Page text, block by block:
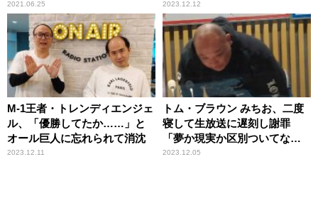
れた当時を振り返る
2021.06.25
「河本はM-1チャンピオン史
上、一番伸びてない」
2023.12.12
M-1王者・トレンディエンジェ
ル、「優勝してたか……」と
オール巨人に忘れられて消沈
2023.12.11
トム・ブラウン みちお、二度
寝して生放送に遅刻し謝罪
「夢か現実か区別ついてない
です……」
2023.12.05